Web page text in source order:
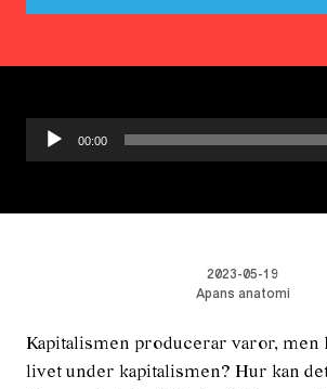
Ljudspelare
00:00
2023-05-19
Apans anatomi
Kapitalismen producerar varor, men
livet under kapitalismen? Hur kan